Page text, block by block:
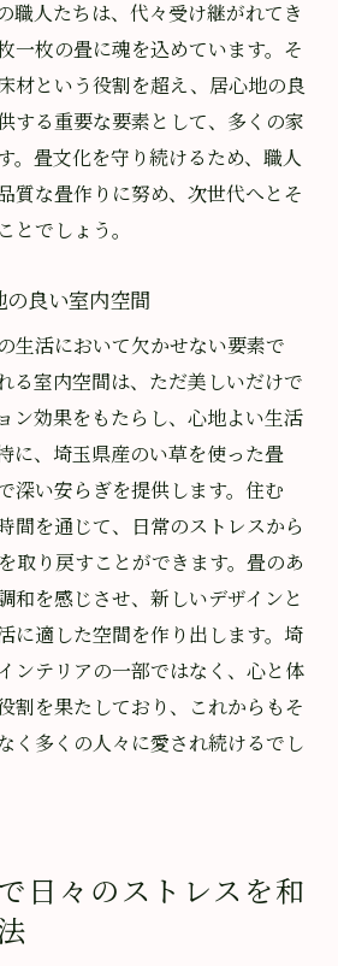
職人たちは、代々受け継がれてき
一枚の畳に魂を込めています。そ
材という役割を超え、居心地の良
する重要な要素として、多くの家
。畳文化を守り続けるため、職人
質な畳作りに努め、次世代へとそ
とでしょう。
良い室内空間
生活において欠かせない要素で
る室内空間は、ただ美しいだけで
ン効果をもたらし、心地よい生活
に、埼玉県産のい草を使った畳
深い安らぎを提供します。住む
間を通じて、日常のストレスから
取り戻すことができます。畳のあ
和を感じさせ、新しいデザインと
に適した空間を作り出します。埼
ンテリアの一部ではなく、心と体
割を果たしており、これからもそ
く多くの人々に愛され続けるでし
日々のストレスを和